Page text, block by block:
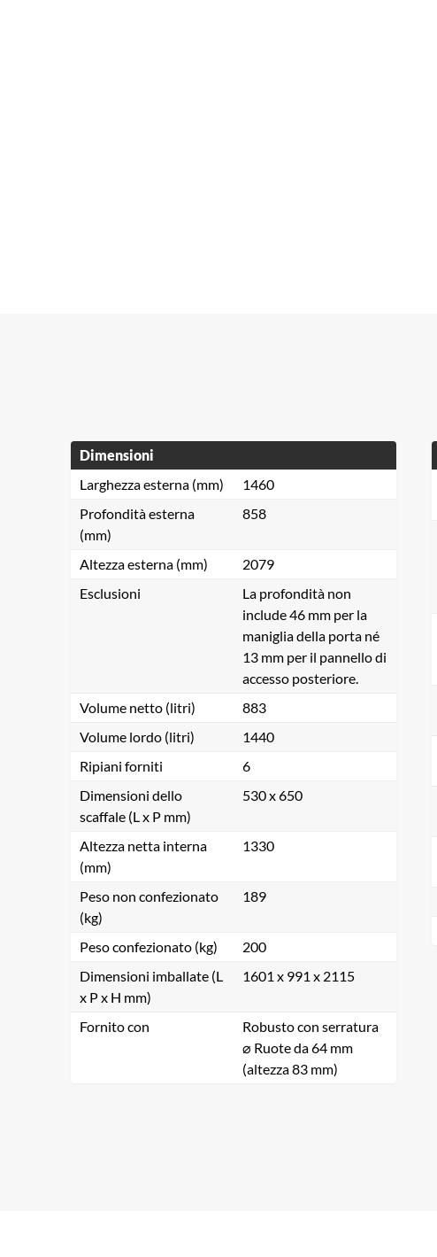
Dimensioni
Larghezza esterna (mm)
1460
Profondità esterna
(mm)
858
Altezza esterna (mm)
2079
Esclusioni
La profondità non
include 46 mm per la
maniglia della porta né
13 mm per il pannello di
accesso posteriore.
Volume netto (litri)
883
Volume lordo (litri)
1440
Ripiani forniti
6
Dimensioni dello
scaffale (L x P mm)
530 x 650
Altezza netta interna
(mm)
1330
Peso non confezionato
(kg)
189
Peso confezionato (kg)
200
Dimensioni imballate (L
x P x H mm)
1601 x 991 x 2115
Fornito con
Robusto con serratura
⌀ Ruote da 64 mm
(altezza 83 mm)